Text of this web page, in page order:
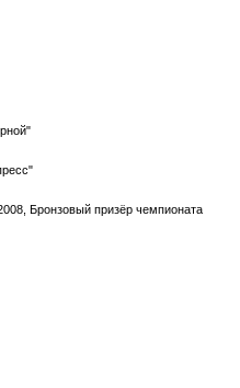
Бронзовый призёр чемпионата